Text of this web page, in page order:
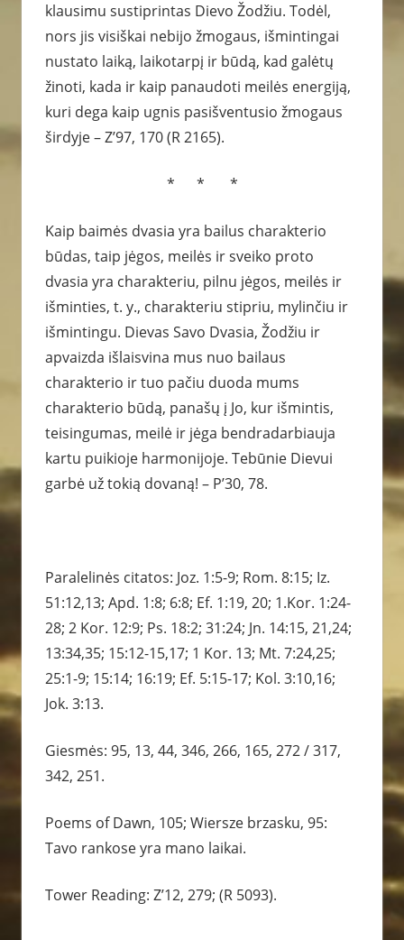
klausimu sustiprintas Dievo Žodžiu. Todėl,
nors jis visiškai nebijo žmogaus, išmintingai
nustato laiką, laikotarpį ir būdą, kad galėtų
žinoti, kada ir kaip panaudoti meilės energiją,
kuri dega kaip ugnis pasišventusio žmogaus
širdyje – Z’97, 170 (R 2165).
* * *
Kaip baimės dvasia yra bailus charakterio
būdas, taip jėgos, meilės ir sveiko proto
dvasia yra charakteriu, pilnu jėgos, meilės ir
išminties, t. y., charakteriu stipriu, mylinčiu ir
išmintingu. Dievas Savo Dvasia, Žodžiu ir
apvaizda išlaisvina mus nuo bailaus
charakterio ir tuo pačiu duoda mums
charakterio būdą, panašų į Jo, kur išmintis,
teisingumas, meilė ir jėga bendradarbiauja
kartu puikioje harmonijoje. Tebūnie Dievui
garbė už tokią dovaną! – P’30, 78.
Paralelinės citatos: Joz. 1:5-9; Rom. 8:15; Iz.
51:12,13; Apd. 1:8; 6:8; Ef. 1:19, 20; 1.Kor. 1:24-
28; 2 Kor. 12:9; Ps. 18:2; 31:24; Jn. 14:15, 21,24;
13:34,35; 15:12-15,17; 1 Kor. 13; Mt. 7:24,25;
25:1-9; 15:14; 16:19; Ef. 5:15-17; Kol. 3:10,16;
Jok. 3:13.
Giesmės: 95, 13, 44, 346, 266, 165, 272 / 317,
342, 251.
Poems of Dawn, 105; Wiersze brzasku, 95:
Tavo rankose yra mano laikai.
Tower Reading: Z’12, 279; (R 5093).